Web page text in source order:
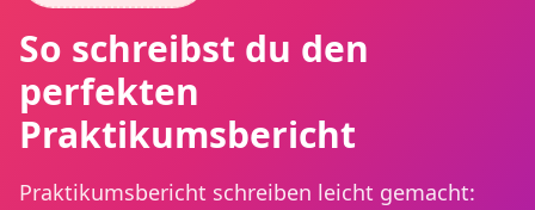
So schreibst du den
perfekten
Praktikumsbericht
Praktikumsbericht schreiben leicht gemacht: